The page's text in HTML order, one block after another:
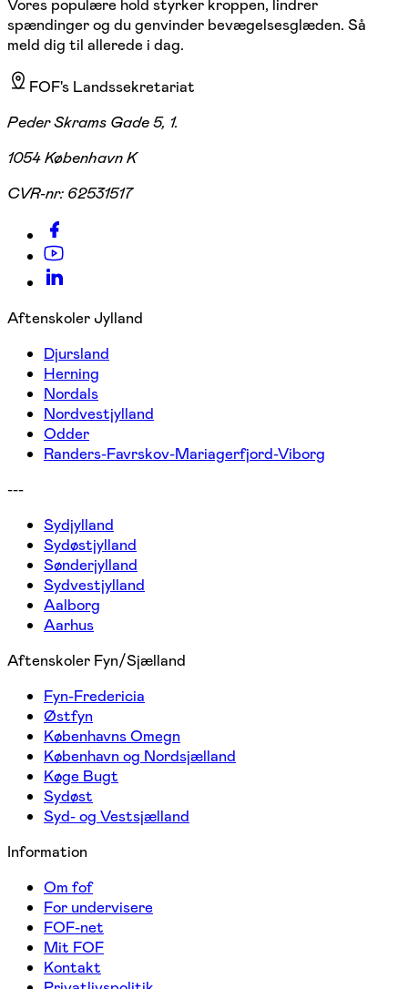
Vores populære hold styrker kroppen, lindrer
spændinger og du genvinder bevægelsesglæden. Så
meld dig til allerede i dag.
FOF's Landssekretariat
Peder Skrams Gade 5, 1.
1054 København K
CVR-nr: 62531517
Aftenskoler Jylland
Djursland
Herning
Nordals
Nordvestjylland
Odder
Randers-Favrskov-Mariagerfjord-Viborg
---
Sydjylland
Sydøstjylland
Sønderjylland
Sydvestjylland
Aalborg
Aarhus
Aftenskoler Fyn/Sjælland
Fyn-Fredericia
Østfyn
Københavns Omegn
København og Nordsjælland
Køge Bugt
Sydøst
Syd- og Vestsjælland
Information
Om fof
For undervisere
FOF-net
Mit FOF
Kontakt